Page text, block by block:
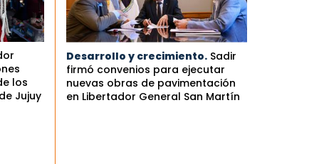
los
Jujuy
Desarrollo y crecimiento. Sadir
firmó convenios para ejecutar
nuevas obras de pavimentación
en Libertador General San Martín